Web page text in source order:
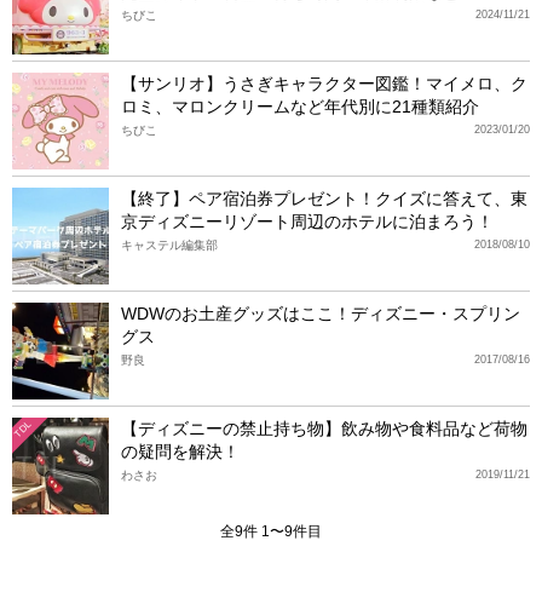
2024/11/21
ちびこ
【サンリオ】うさぎキャラクター図鑑！マイメロ、ク
ロミ、マロンクリームなど年代別に21種類紹介
2023/01/20
ちびこ
【終了】ペア宿泊券プレゼント！クイズに答えて、東
京ディズニーリゾート周辺のホテルに泊まろう！
2018/08/10
キャステル編集部
WDWのお土産グッズはここ！ディズニー・スプリン
グス
2017/08/16
野良
TDL
【ディズニーの禁止持ち物】飲み物や食料品など荷物
の疑問を解決！
2019/11/21
わさお
全9件 1〜9件目